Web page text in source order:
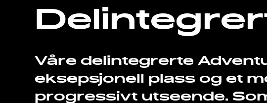
Våre delintegrerte
eksepsjonell plass og et
progressivt utseende.